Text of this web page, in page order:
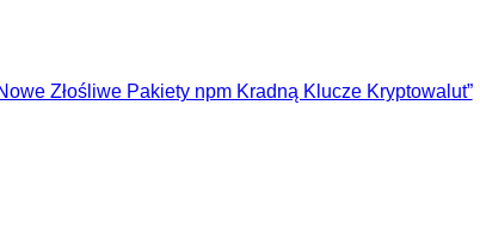
Złośliwe Pakiety npm Kradną Klucze Kryptowalut”